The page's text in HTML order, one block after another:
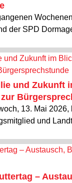
der SPD
und Zukunft
13. Mai 2026,
und
–